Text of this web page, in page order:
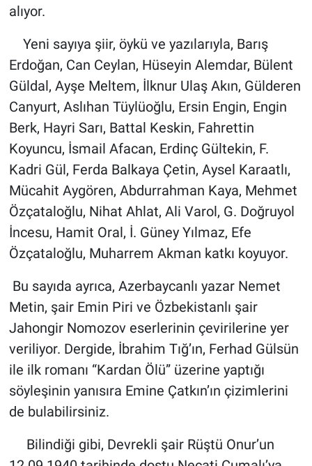
alıyor.
Yeni sayıya şiir, öykü ve yazılarıyla, Barış
Erdoğan, Can Ceylan, Hüseyin Alemdar, Bülent
Güldal, Ayşe Meltem, İlknur Ulaş Akın, Gülderen
Canyurt, Aslıhan Tüylüoğlu, Ersin Engin, Engin
Berk, Hayri Sarı, Battal Keskin, Fahrettin
Koyuncu, İsmail Afacan, Erdinç Gültekin, F.
Kadri Gül, Ferda Balkaya Çetin, Aysel Karaatlı,
Mücahit Aygören, Abdurrahman Kaya, Mehmet
Özçataloğlu, Nihat Ahlat, Ali Varol, G. Doğruyol
İncesu, Hamit Oral, İ. Güney Yılmaz, Efe
Özçataloğlu, Muharrem Akman katkı koyuyor.
Bu sayıda ayrıca, Azerbaycanlı yazar Nemet
Metin, şair Emin Piri ve Özbekistanlı şair
Jahongir Nomozov eserlerinin çevirilerine yer
veriliyor. Dergide, İbrahim Tığ’ın, Ferhad Gülsün
ile ilk romanı “Kardan Ölü” üzerine yaptığı
söyleşinin yanısıra Emine Çatkın’ın çizimlerini
de bulabilirsiniz.
Bilindiği gibi, Devrekli şair Rüştü Onur’un